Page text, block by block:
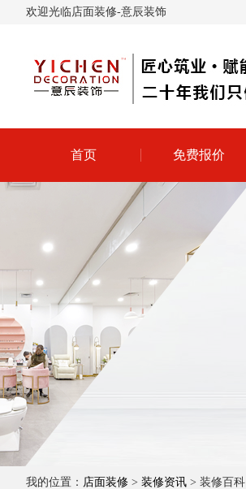
欢迎光临店面装修-意辰装饰
首页 免费报价
我的位置： 店面装修 > 装修资讯 > 装修百科